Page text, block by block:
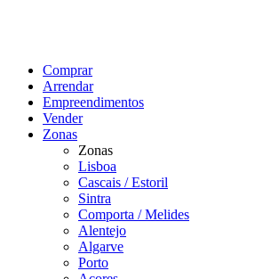
Comprar
Arrendar
Empreendimentos
Vender
Zonas
Zonas
Lisboa
Cascais / Estoril
Sintra
Comporta / Melides
Alentejo
Algarve
Porto